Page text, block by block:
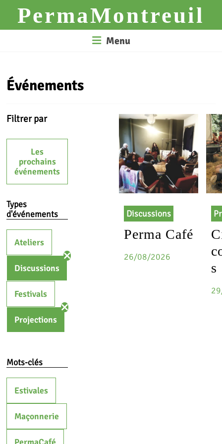
contentPermaMontreuil
Menu
Événements
Filtrer par
Les
prochains
événements
Types
d'événements
Ateliers
Discussions
Festivals
Projections
Mots-clés
Estivales
Maçonnerie
Discussions
Perma Café
26/08/2026
s